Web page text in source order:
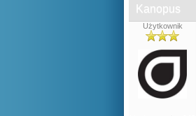
Kanopus
Użytkownik